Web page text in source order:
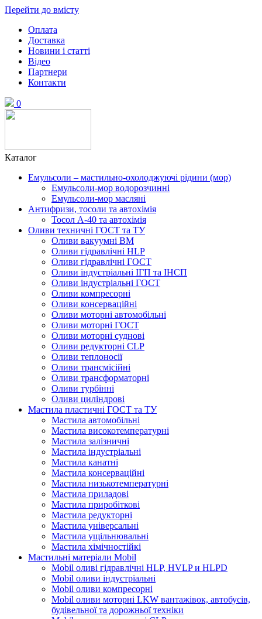
Перейти до вмісту
Оплата
Доставка
Новини і статті
Відео
Партнери
Контакти
0
Каталог
Емульсоли – мастильно-охолоджуючі рідини (мор)
Емульсоли-мор водорозчинні
Емульсоли-мор масляні
Антифризи, тосоли та автохімія
Тосол А-40 та автохімія
Оливи техничні ГОСТ та ТУ
Оливи вакуумні ВМ
Оливи гідравлічні HLP
Оливи гідравлічні ГОСТ
Оливи індустріальні ІГП та ІНСП
Оливи індустріальні ГОСТ
Оливи компресорні
Оливи консерваційні
Оливи моторні автомобільні
Оливи моторні ГОСТ
Оливи моторні суднові
Оливи редукторні CLP
Оливи теплоносії
Оливи трансмісійні
Оливи трансформаторні
Оливи турбінні
Оливи циліндрові
Мастила пластичні ГОСТ та ТУ
Мастила автомобільні
Мастила високотемпературні
Мастила залізничні
Мастила індустріальні
Мастила канатні
Мастила консерваційні
Мастила низькотемпературні
Мастила приладові
Мастила приробіткові
Мастила редукторні
Мастила універсальні
Мастила ущільнювальні
Мастила хімічностійкі
Мастильні матеріали Mobil
Mobil оливі гідравлічні HLP, HVLP и HLPD
Mobil оливи індустріальні
Mobil оливи компресорні
Mobil оливи моторні LKW вантажівок, автобусів,
будівельної та дорожньої техніки